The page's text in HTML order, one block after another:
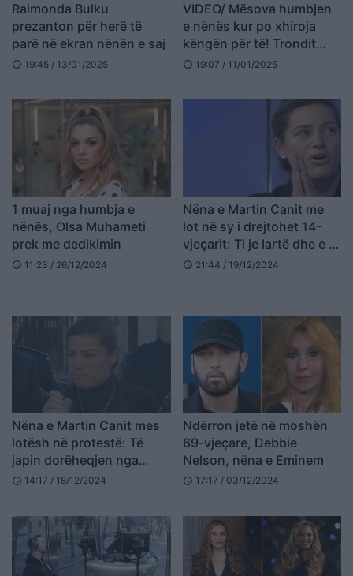
Raimonda Bulku
prezanton për herë të
parë në ekran nënën e saj
schedule 19:45 / 13/01/2025
VIDEO/ Mësova humbjen
e nënës kur po xhiroja
këngën për të! Trondit
Ervis Behari
schedule 19:07 / 11/01/2025
1 muaj nga humbja e
nënës, Olsa Muhameti
prek me dedikimin
schedule 11:23 / 26/12/2024
Nëna e Martin Canit me
lot në sy i drejtohet 14-
vjeçarit: Ti je lartë dhe e di
që po na shikon
schedule 21:44 / 19/12/2024
Nëna e Martin Canit mes
lotësh në protestë: Të
japin dorëheqjen nga
shkolla e deri te ministrja
schedule 14:17 / 18/12/2024
Ndërron jetë në moshën
69-vjeçare, Debbie
Nelson, nëna e Eminem
schedule 17:17 / 03/12/2024